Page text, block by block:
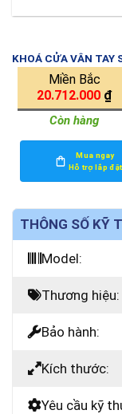
KHOÁ CỬA VÂN TAY
Miền Bắc
20.712.000 ₫
Còn hàng
Mua ngay
Hỗ trợ lắp đặt
THÔNG SỐ KỸ
Model:
Thương hiệu:
Bảo hành:
Kích thước:
Yêu cầu kỹ